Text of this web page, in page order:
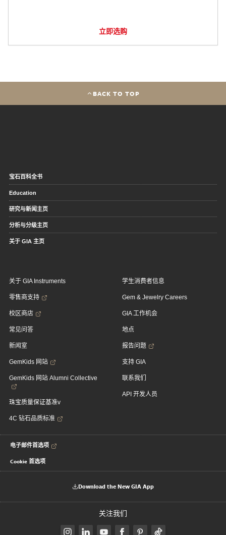
立即选购
BACK TO TOP
宝石百科全书
Education
研究与新闻主页
分析与分级主页
关于 GIA 主页
关于 GIA Instruments
零售商支持
校区商店
常见问答
新闻室
GemKids 网站
GemKids 网站 Alumni Collective
珠宝质量保证基准v
4C 钻石品质标准
学生消费者信息
Gem & Jewelry Careers
GIA 工作机会
地点
报告问题
支持 GIA
联系我们
API 开发人员
电子邮件首选项
Cookie 首选项
Download the New GIA App
关注我们